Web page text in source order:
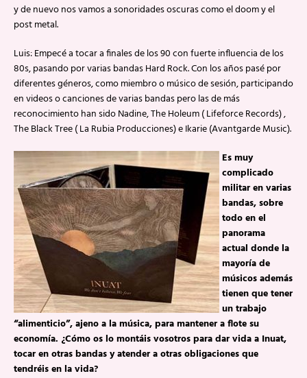
y de nuevo nos vamos a sonoridades oscuras como el doom y el
post metal.
Luis: Empecé a tocar a finales de los 90 con fuerte influencia de los
80s, pasando por varias bandas Hard Rock. Con los años pasé por
diferentes géneros, como miembro o músico de sesión, participando
en videos o canciones de varias bandas pero las de más
reconocimiento han sido Nadine, The Holeum ( Lifeforce Records) ,
The Black Tree ( La Rubia Producciones) e Ikarie (Avantgarde Music).
Es muy
complicado
militar en varias
bandas, sobre
todo en el
panorama
actual donde la
mayoría de
músicos además
tienen que tener
un trabajo
“alimenticio”, ajeno a la música, para mantener a flote su
economía. ¿Cómo os lo montáis vosotros para dar vida a Inuat,
tocar en otras bandas y atender a otras obligaciones que
tendréis en la vida?